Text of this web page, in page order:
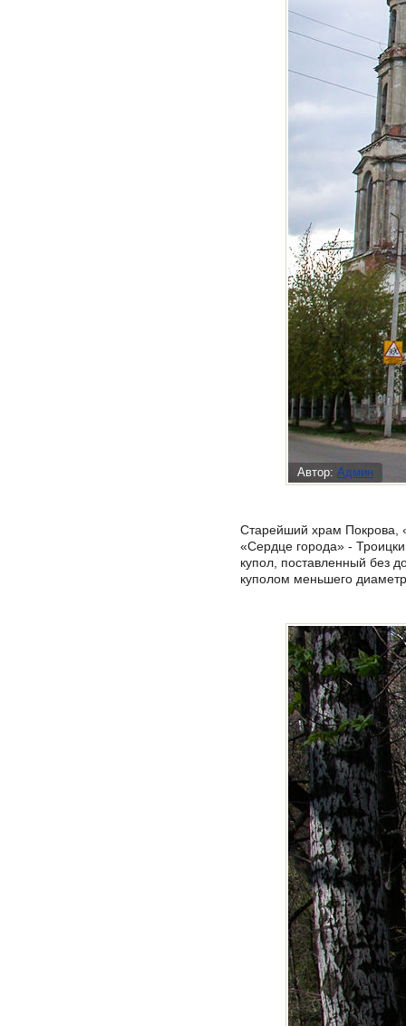
Автор: Админ
Старейший храм Покрова,
«Сердце города» -
купол, поставленный без
куполом меньшего